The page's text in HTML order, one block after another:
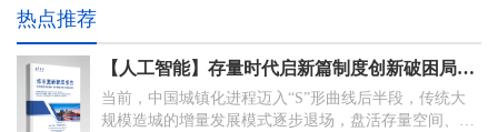
热点推荐
【人工智能】存量时代启新篇制度创新破困局：《城市更新智库报告》解码中国城市高质量发展新路径
当前，中国城镇化进程迈入“S”形曲线后半段，传统大
规模造城的增量发展模式逐步退场，盘活存量空间、优